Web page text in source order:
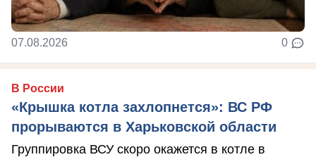
07.08.2026 0
В России
«Крышка котла захлопнется»: ВС РФ
прорываются в Харьковской области
Группировка ВСУ скоро окажется в котле в